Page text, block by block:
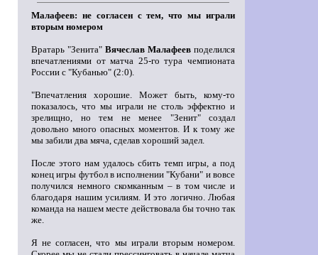
Малафеев: не согласен с тем, что мы играли
вторым номером
Вратарь "Зенита" Вячеслав Малафеев поделился
впечатлениями от матча 25-го тура чемпионата
России с "Кубанью" (2:0).
"Впечатления хорошие. Может быть, кому-то
показалось, что мы играли не столь эффектно и
зрелищно, но тем не менее "Зенит" создал
довольно много опасных моментов. И к тому же
мы забили два мяча, сделав хороший задел.
После этого нам удалось сбить темп игры, а под
конец игры футбол в исполнении "Кубани" и вовсе
получился немного скомканным – в том числе и
благодаря нашим усилиям. И это логично. Любая
команда на нашем месте действовала бы точно так
же.
Я не согласен, что мы играли вторым номером.